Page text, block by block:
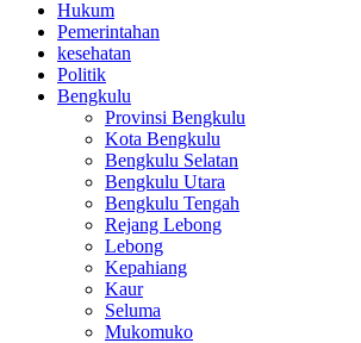
Hukum
Pemerintahan
kesehatan
Politik
Bengkulu
Provinsi Bengkulu
Kota Bengkulu
Bengkulu Selatan
Bengkulu Utara
Bengkulu Tengah
Rejang Lebong
Lebong
Kepahiang
Kaur
Seluma
Mukomuko